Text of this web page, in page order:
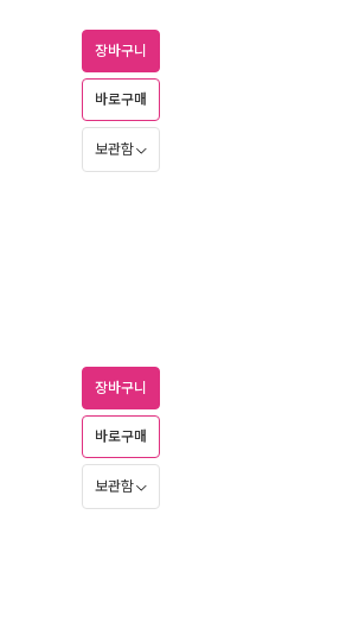
장바구니
바로구매
보관함
장바구니
바로구매
보관함